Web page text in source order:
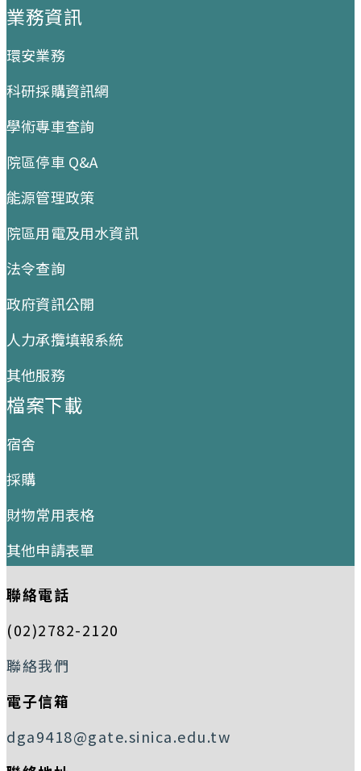
業務資訊
環安業務
科研採購資訊網
學術專車查詢
院區停車 Q&A
能源管理政策
院區用電及用水資訊
法令查詢
政府資訊公開
人力承攬填報系統
其他服務
檔案下載
宿舍
採購
財物常用表格
其他申請表單
聯絡電話
(02)2782-2120
聯絡我們
電子信箱
dga9418@gate.sinica.edu.tw